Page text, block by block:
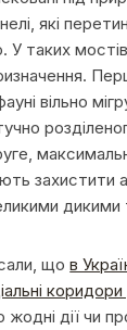
які
У таких
вільно
захистити
щов
жодні дії чи